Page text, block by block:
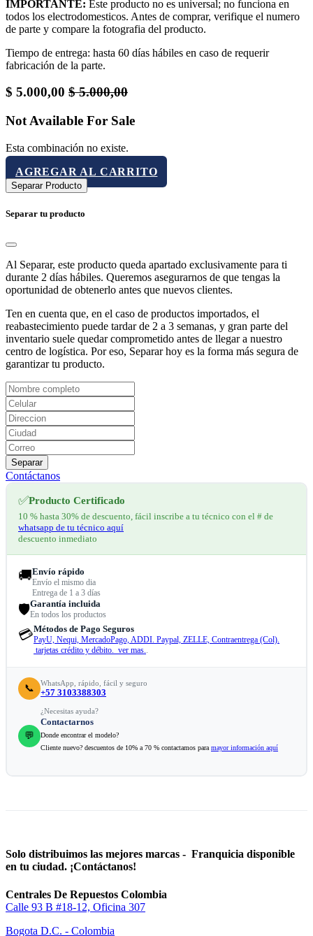
IMPORTANTE: Este producto no es universal; no funciona en
todos los electrodomesticos. Antes de comprar, verifique el numero
de parte y compare la fotografia del producto.
Tiempo de entrega: hasta 60 días hábiles en caso de requerir
fabricación de la parte.
$ 5.000,00 $5.000,00
Not Available For Sale
Esta combinación no existe.
AGREGAR AL CARRITO
Separar Producto
Separar tu producto
Al Separar, este producto queda apartado exclusivamente para ti
durante 2 días hábiles. Queremos asegurarnos de que tengas la
oportunidad de obtenerlo antes que nuevos clientes.
Ten en cuenta que, en el caso de productos importados, el
reabastecimiento puede tardar de 2 a 3 semanas, y gran parte del
inventario suele quedar comprometido antes de llegar a nuestro
centro de logística. Por eso, Separar hoy es la forma más segura de
garantizar tu producto.
Separar
Contáctanos
✅Producto Certificado
10 % hasta 30% de descuento, fácil inscribe a tu técnico con el # de
whatsapp de tu técnico aquí
descuento inmediato
🚚Envío rápido
Envío el mismo dia
Entrega de 1 a 3 días
🛡️Garantía incluida
En todos los productos
💳Métodos de Pago Seguros
PayU, Nequi, MercadoPago, ADDI. Paypal, ZELLE, Contraentrega (Col).
tarjetas crédito y débito. ver mas..
📞 WhatsApp, rápido, fácil y seguro
+57 3103388303
💬
¿Necesitas ayuda?
Contactarnos
Donde encontrar el modelo?
Cliente nuevo? descuentos de 10% a 70 % contactamos para mayor información aquí
Solo distribuimos las mejores marcas - Franquicia disponible
en tu ciudad. ¡Contáctanos!
Centrales De Repuestos Colombia
Calle 93 B #18-12, Oficina 307
Bogota D.C. - Colombia